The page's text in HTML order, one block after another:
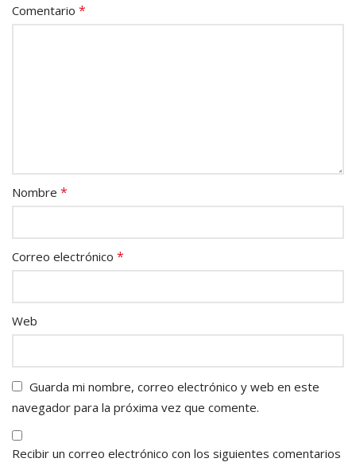
Comentario *
Nombre *
Correo electrónico *
Web
Guarda mi nombre, correo electrónico y web en este
navegador para la próxima vez que comente.
Recibir un correo electrónico con los siguientes comentarios